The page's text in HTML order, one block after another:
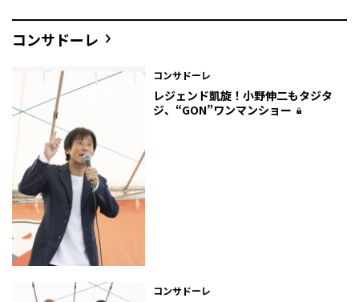
コンサドーレ
コンサドーレ
レジェンド凱旋！小野伸二もタジタ
ジ、“GON”ワンマンショー
コンサドーレ